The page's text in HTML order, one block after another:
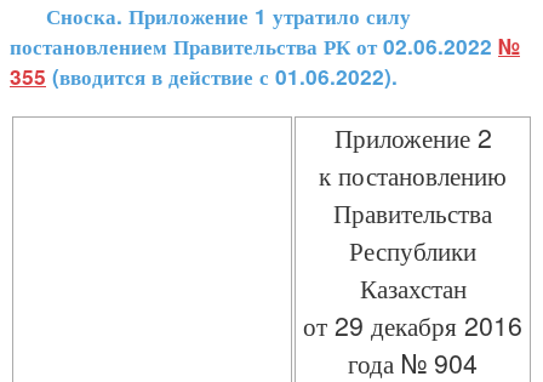
Сноска. Приложение 1 утратило силу
постановлением Правительства РК от 02.06.2022 №
355 (вводится в действие с 01.06.2022).
Приложение 2
к постановлению
Правительства
Республики
Казахстан
от 29 декабря 2016
года № 904